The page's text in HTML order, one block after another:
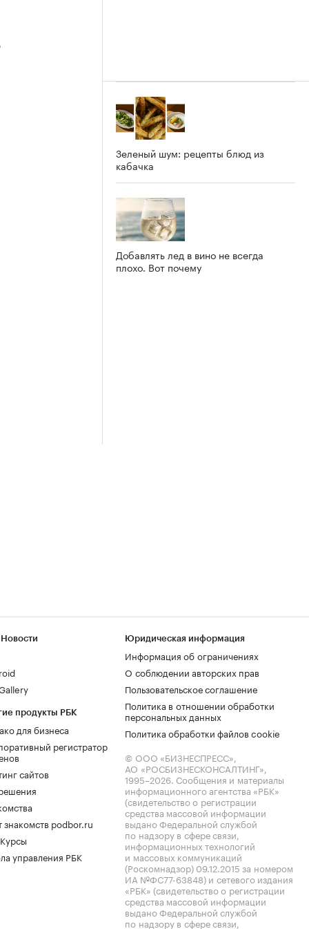
Зеленый шум: рецепты блюд из
кабачка
Добавлять лед в вино не всегда
плохо. Вот почему
продукты РБК
для бизнеса
регистратор
сайтов
знакомств podbor.ru
управления РБК
Юридическая информация
Информация об ограничениях
О соблюдении авторских прав
Пользовательское соглашение
Политика в отношении обработки
персональных данных
Политика обработки файлов cookie
© ООО «БИЗНЕСПРЕСС»,
АО «РОСБИЗНЕСКОНСАЛТИНГ»,
1995–2026. Сообщения и материалы
информационного агентства «РБК»
(свидетельство о регистрации
средства массовой информации
выдано Федеральной службой
по надзору в сфере связи,
информационных технологий
и массовых коммуникаций
(Роскомнадзор) 09.12.2015 за номером
ИА №ФС77-63848) и сетевого издания
«РБК» (свидетельство о регистрации
средства массовой информации
выдано Федеральной службой
по надзору в сфере связи,